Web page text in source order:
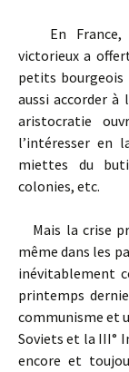
En France,
victorieux a
petits bourgeois
aussi accorder à
aristocratie
l’intéresser en
miettes du
colonies, etc.
Mais la crise
même dans les
inévitablement
printemps
communisme et
Soviets et la III°
encore et